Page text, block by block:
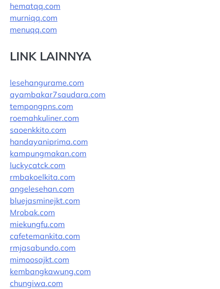
hematqq.com
murniqq.com
menuqq.com
LINK LAINNYA
lesehangurame.com
ayambakar7saudara.com
tempongpns.com
roemahkuliner.com
saoenkkito.com
handayaniprima.com
kampungmakan.com
luckycatck.com
rmbakoelkita.com
angelesehan.com
bluejasminejkt.com
Mrobak.com
miekungfu.com
cafetemankita.com
rmjasabundo.com
mimoosajkt.com
kembangkawung.com
chungiwa.com